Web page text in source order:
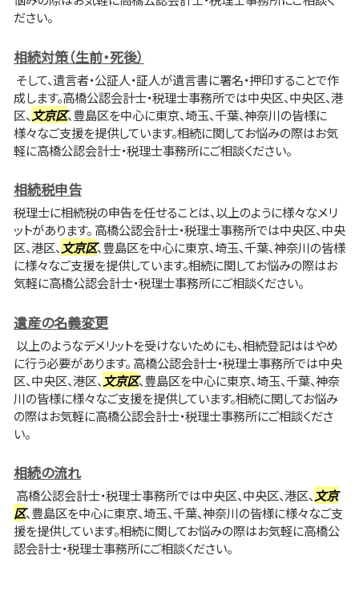
ださい。
相続対策（生前・死後）
そして、遺言者・公証人・証人が遺言書に署名・押印することで作
成します。高橋公認会計士・税理士事務所では中央区、中央区、港
区、 文京区、豊島区を中心に東京、埼玉、千葉、神奈川の皆様に
様々なご支援を提供しています。相続に関してお悩みの際はお気
軽に高橋公認会計士・税理士事務所にご相談ください。
相続税申告
税理士に相続税の申告を任せることは、以上のように様々なメリ
ットがあります。 高橋公認会計士・税理士事務所では中央区、中央
区、港区、 文京区、豊島区を中心に東京、埼玉、千葉、神奈川の皆様
に様々なご支援を提供しています。相続に関してお悩みの際はお
気軽に高橋公認会計士・税理士事務所にご相談ください。
遺産の名義変更
以上のようなデメリットを受けないためにも、相続登記ははやめ
に行う必要があります。 高橋公認会計士・税理士事務所では中央
区、中央区、港区、 文京区、豊島区を中心に東京、埼玉、千葉、神奈
川の皆様に様々なご支援を提供しています。相続に関してお悩み
の際はお気軽に高橋公認会計士・税理士事務所にご相談くださ
い。
相続の流れ
高橋公認会計士・税理士事務所では中央区、中央区、港区、 文京
区、豊島区を中心に東京、埼玉、千葉、神奈川の皆様に様々なご支
援を提供しています。相続に関してお悩みの際はお気軽に高橋公
認会計士・税理士事務所にご相談ください。